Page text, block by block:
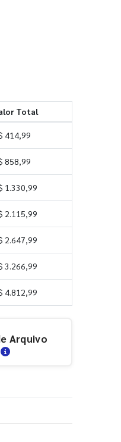
Total
414,99
858,99
1.330,99
2.115,99
2.647,99
3.266,99
4.812,99
Arquivo
de entrega